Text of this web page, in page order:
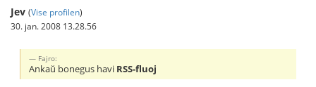
Jev (Vise profilen)
30. jan. 2008 13.28.56
Fajro:
Ankaŭ bonegus havi RSS-fluoj